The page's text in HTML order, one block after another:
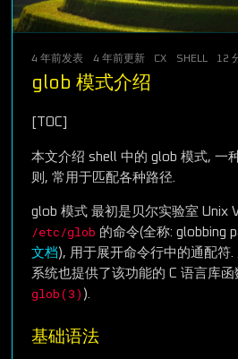
4 年前发表 4 年前更新 CX SHELL 12
glob 模式介绍
[TOC]
本文介绍 shell 中的 glob 模式, 一
则, 常用于匹配各种路径.
glob 模式 最初是贝尔实验室 Unix
/etc/glob 的命令(全称: globbing
文档), 用于展开命令行中的通配符
系统也提供了该功能的 C 语言库函
glob(3) ).
基础语法